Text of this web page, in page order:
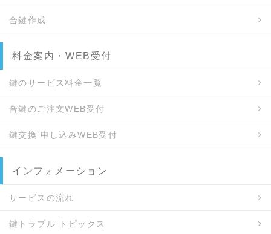
合鍵作成
料金案内・WEB受付
鍵のサービス料金一覧
合鍵のご注文WEB受付
鍵交換 申し込みWEB受付
インフォメーション
サービスの流れ
鍵トラブル トピックス